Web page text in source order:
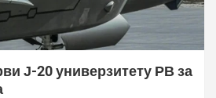
Ј-20 универзитету РВ за